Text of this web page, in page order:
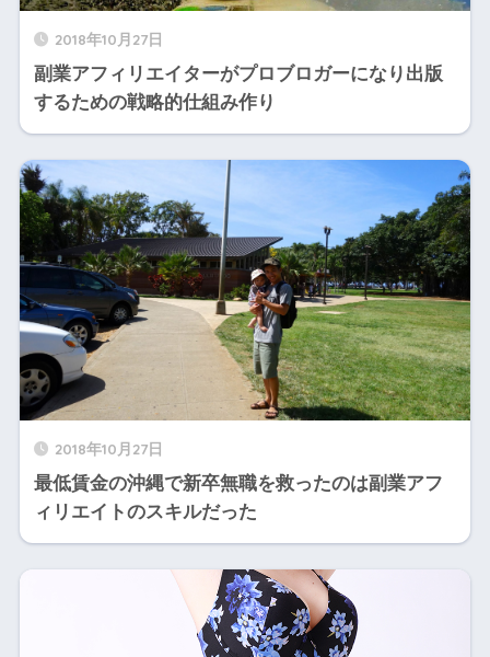
2018年10月27日
副業アフィリエイターがプロブロガーになり出版
するための戦略的仕組み作り
2018年10月27日
最低賃金の沖縄で新卒無職を救ったのは副業アフ
ィリエイトのスキルだった